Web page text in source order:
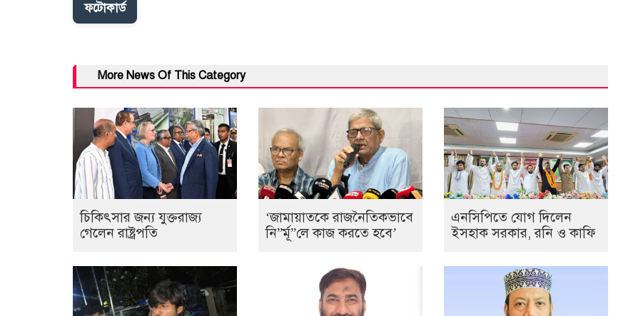
ফটোকার্ড
More News Of This Category
চিকিৎসার জন্য যুক্তরাজ্য
গেলেন রাষ্ট্রপতি
‘জামায়াতকে রাজনৈতিকভাবে
নি”র্মূ”লে কাজ করতে হবে’
এনসিপিতে যোগ দিলেন
ইসহাক সরকার, রনি ও কাফি